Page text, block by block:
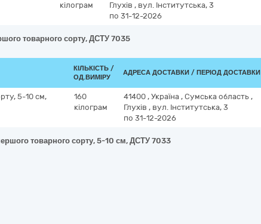
кілограм
Глухів , вул. Інститутська, 3
по 31-12-2026
товарного сорту, ДСТУ 7035
КІЛЬКІСТЬ /
ОД.ВИМІРУ
АДРЕСА ДОСТАВКИ / ПЕРІОД ДОСТАВКИ
5-10 см,
160
кілограм
41400 , Україна , Сумська область ,
Глухів , вул. Інститутська, 3
по 31-12-2026
товарного сорту, 5-10 см, ДСТУ 7033